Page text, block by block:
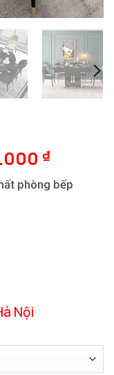
₫
phòng bếp
Nội